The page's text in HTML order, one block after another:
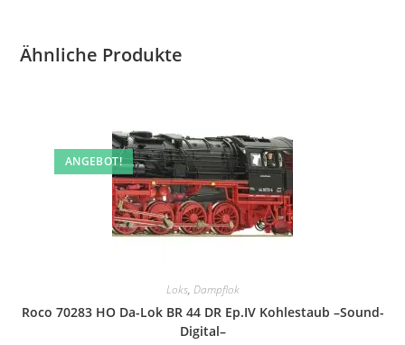
Ähnliche Produkte
ANGEBOT!
Loks, Dampflok
Roco 70283 HO Da-Lok BR 44 DR Ep.IV Kohlestaub –Sound-
Digital–